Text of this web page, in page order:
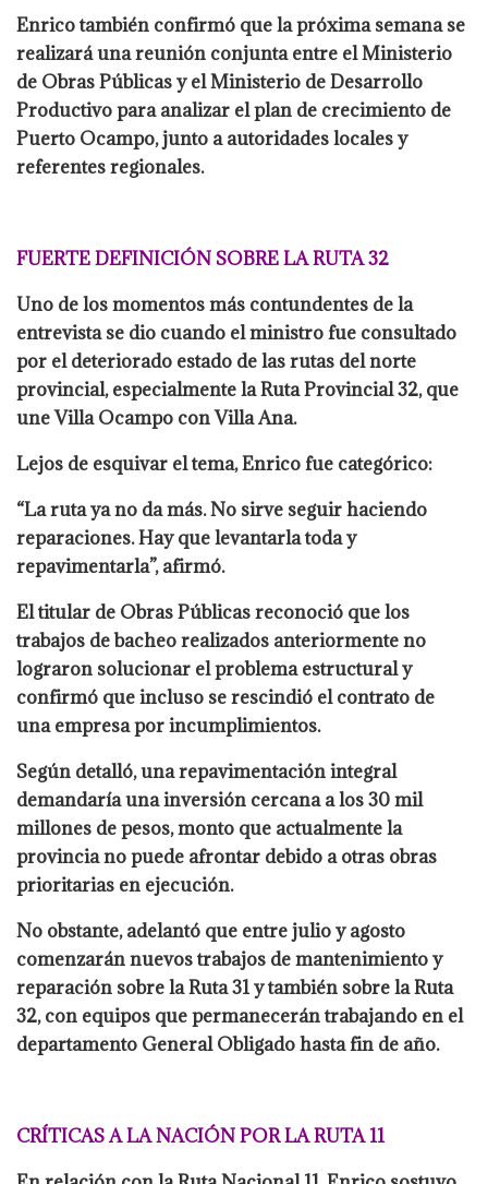
Enrico también confirmó que la próxima semana se
realizará una reunión conjunta entre el Ministerio
de Obras Públicas y el Ministerio de Desarrollo
Productivo para analizar el plan de crecimiento de
Puerto Ocampo, junto a autoridades locales y
referentes regionales.
FUERTE DEFINICIÓN SOBRE LA RUTA 32
Uno de los momentos más contundentes de la
entrevista se dio cuando el ministro fue consultado
por el deteriorado estado de las rutas del norte
provincial, especialmente la Ruta Provincial 32, que
une Villa Ocampo con Villa Ana.
Lejos de esquivar el tema, Enrico fue categórico:
“La ruta ya no da más. No sirve seguir haciendo
reparaciones. Hay que levantarla toda y
repavimentarla”, afirmó.
El titular de Obras Públicas reconoció que los
trabajos de bacheo realizados anteriormente no
lograron solucionar el problema estructural y
confirmó que incluso se rescindió el contrato de
una empresa por incumplimientos.
Según detalló, una repavimentación integral
demandaría una inversión cercana a los 30 mil
millones de pesos, monto que actualmente la
provincia no puede afrontar debido a otras obras
prioritarias en ejecución.
No obstante, adelantó que entre julio y agosto
comenzarán nuevos trabajos de mantenimiento y
reparación sobre la Ruta 31 y también sobre la Ruta
32, con equipos que permanecerán trabajando en el
departamento General Obligado hasta fin de año.
CRÍTICAS A LA NACIÓN POR LA RUTA 11